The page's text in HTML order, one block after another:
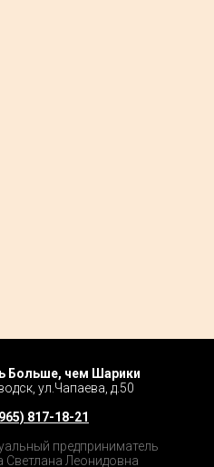
Больше, чем Шарики
ул.Чапаева, д.50
817-18-21
предприниматель
Светлана Леонидовна